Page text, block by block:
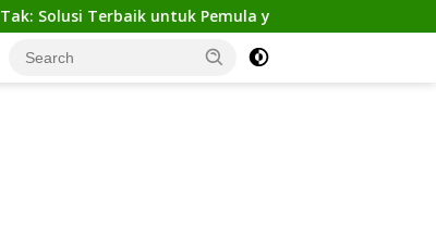
untuk Pemula yang Ingin Tampil Gagah